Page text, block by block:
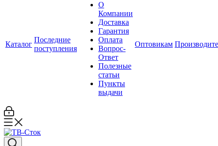
Каталог
Последние
поступления
О
Компании
Доставка
Гарантия
Оплата
Вопрос-
Ответ
Полезные
статьи
Пункты
выдачи
Оптовикам